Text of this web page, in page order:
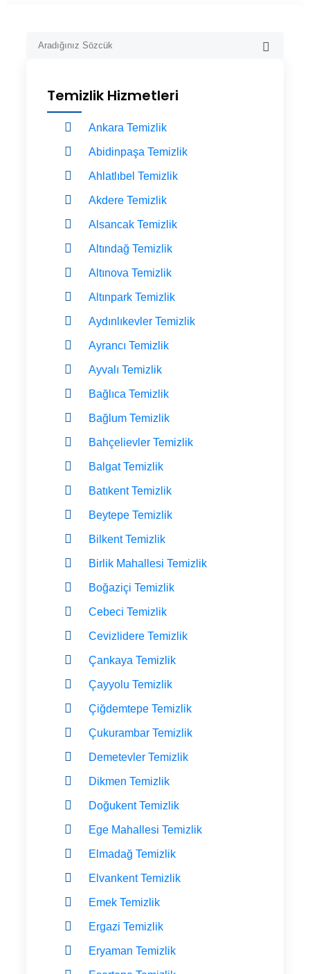
Temizlik Hizmetleri
Ankara Temizlik
Abidinpaşa Temizlik
Ahlatlıbel Temizlik
Akdere Temizlik
Alsancak Temizlik
Altındağ Temizlik
Altınova Temizlik
Altınpark Temizlik
Aydınlıkevler Temizlik
Ayrancı Temizlik
Ayvalı Temizlik
Bağlıca Temizlik
Bağlum Temizlik
Bahçelievler Temizlik
Balgat Temizlik
Batıkent Temizlik
Beytepe Temizlik
Bilkent Temizlik
Birlik Mahallesi Temizlik
Boğaziçi Temizlik
Cebeci Temizlik
Cevizlidere Temizlik
Çankaya Temizlik
Çayyolu Temizlik
Çiğdemtepe Temizlik
Çukurambar Temizlik
Demetevler Temizlik
Dikmen Temizlik
Doğukent Temizlik
Ege Mahallesi Temizlik
Elmadağ Temizlik
Elvankent Temizlik
Emek Temizlik
Ergazi Temizlik
Eryaman Temizlik